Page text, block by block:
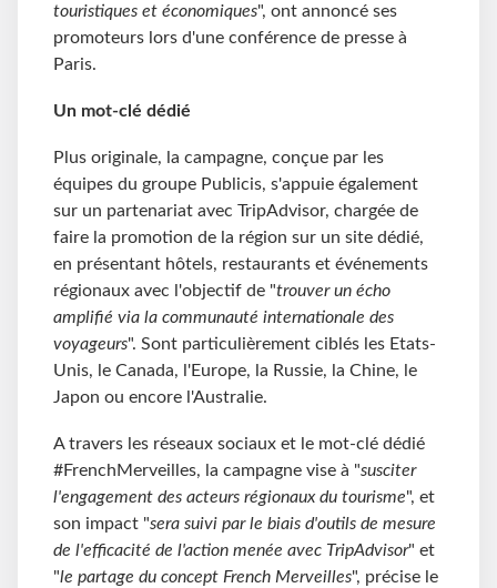
touristiques et économiques", ont annoncé ses
promoteurs lors d'une conférence de presse à
Paris.
Un mot-clé dédié
Plus originale, la campagne, conçue par les
équipes du groupe Publicis, s'appuie également
sur un partenariat avec TripAdvisor, chargée de
faire la promotion de la région sur un site dédié,
en présentant hôtels, restaurants et événements
régionaux avec l'objectif de "trouver un écho
amplifié via la communauté internationale des
voyageurs". Sont particulièrement ciblés les Etats-
Unis, le Canada, l'Europe, la Russie, la Chine, le
Japon ou encore l'Australie.
A travers les réseaux sociaux et le mot-clé dédié
#FrenchMerveilles, la campagne vise à "susciter
l'engagement des acteurs régionaux du tourisme", et
son impact "sera suivi par le biais d'outils de mesure
de l'efficacité de l'action menée avec TripAdvisor" et
"le partage du concept French Merveilles", précise le